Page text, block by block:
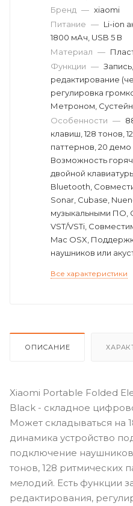
Бренд — xiaomi
Питание — Li-ion
1800 мАч, USB 5 В
Материал —
Функции —
редактирование
регулировка
Метроном,
Особенности —
клавиш, 128 тонов,
паттернов, 20 демо
Возможность
двойной
Bluetooth,
Sonar, Cubase,
музыкальными ПО,
VST/VSTi,
Mac OSX,
наушников или
Все характеристики
ОПИСАНИЕ
Xiaomi Portable Folded
Black - складное
Может складываться на
динамика устройство
подключение
тонов, 128 ритмических
мелодий. Есть функции
редактирования,